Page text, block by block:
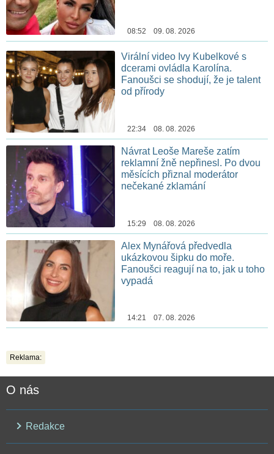
08:52 09. 08. 2026
Virální video Ivy Kubelkové s
dcerami ovládla Karolína.
Fanoušci se shodují, že je talent
od přírody
22:34 08. 08. 2026
Návrat Leoše Mareše zatím
reklamní žně nepřinesl. Po dvou
měsících přiznal moderátor
nečekané zklamání
15:29 08. 08. 2026
Alex Mynářová předvedla
ukázkovou šipku do moře.
Fanoušci reagují na to, jak u toho
vypadá
14:21 07. 08. 2026
Reklama:
O nás
Redakce